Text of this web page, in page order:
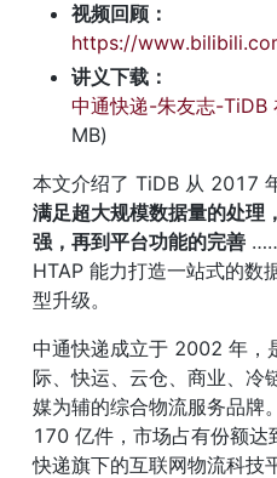
视频回顾：
https://
讲义下载：
中通快递-朱友志-TiDB
MB)
本文介绍了 TiDB 从 2017
满足超大规模数据量的处理
强，再到平台功能的完善
HTAP 能力打造一站式的数
型升级。
中通快递成立于 2002 年，
际、快运、云仓、商业、冷
媒为辅的综合物流服务品
170 亿件，市场占有份额达
快递旗下的互联网物流科技